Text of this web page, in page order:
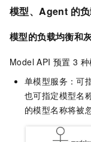
模型、Agent 的
模型的负载均衡和
Model API 预置 3
单模型服务：可
也可指定模型名
的模型名称将被